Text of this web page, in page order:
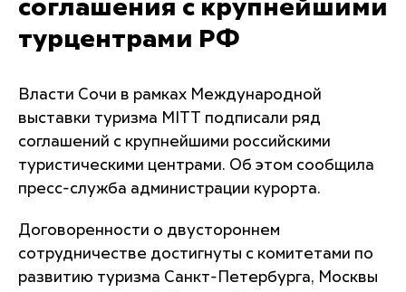
соглашения с крупнейшими
турцентрами РФ
Власти Сочи в рамках Международной
выставки туризма MITT подписали ряд
соглашений с крупнейшими российскими
туристическими центрами. Об этом сообщила
пресс-служба администрации курорта.
Договоренности о двустороннем
сотрудничестве достигнуты с комитетами по
развитию туризма Санкт-Петербурга, Москвы